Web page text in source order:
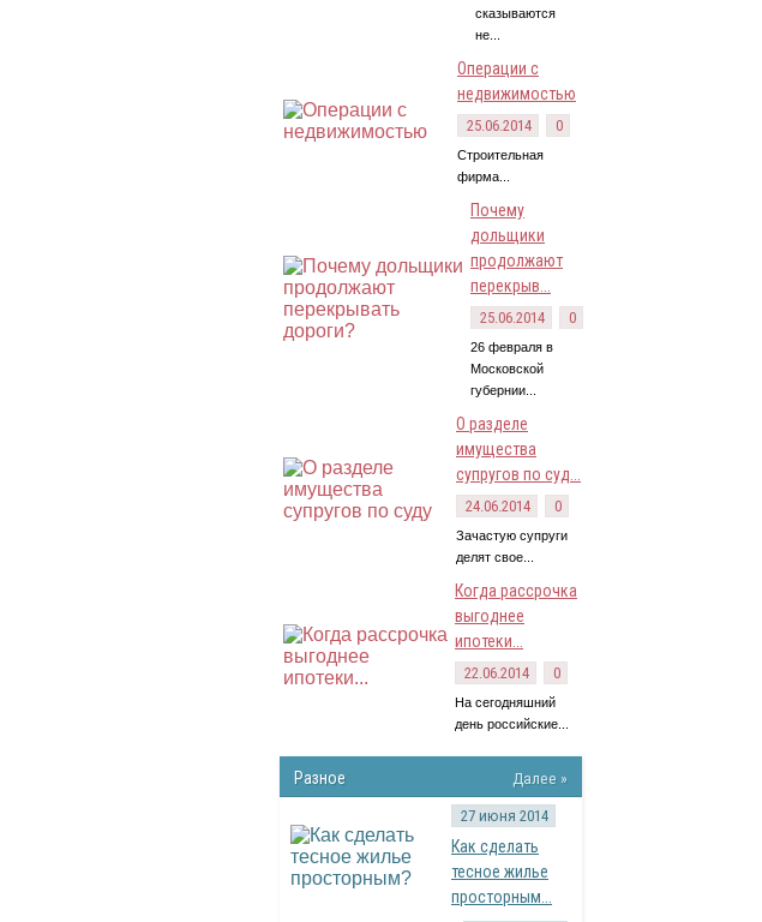
сказываются
не...
Операции с
недвижимостью
25.06.2014 0
Строительная
фирма...
Почему
дольщики
продолжают
перекрыв...
25.06.2014 0
26 февраля в
Московской
губернии...
О разделе
имущества
супругов по суд...
24.06.2014 0
Зачастую супруги
делят свое...
Когда рассрочка
выгоднее
ипотеки...
22.06.2014 0
На сегодняшний
день российские...
Разное Далее »
27 июня 2014
Как сделать
тесное жилье
просторным...